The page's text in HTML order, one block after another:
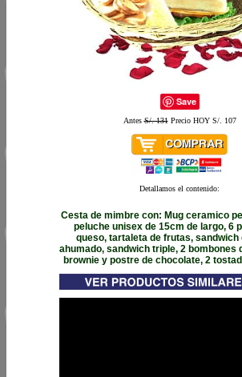
Save
AntesS/. 131Precio HOY S/. 107
Detallamos el contenido:
Cesta de mimbre con: Mug ceramico
peluche unisex de 15cm de largo, 6
queso, tartaleta de frutas, sandwich
ahumado, sandwich triple, 2 bombones
brownie y postre de chocolate, 2